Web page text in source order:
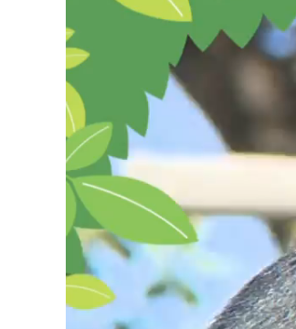
2024/09/02
動画配信サービ
【変更点】
◆デザイン変更
◆当社アプリや
CCNetサービス
【ご注意】
2024年9月24日
『CCNet Web
CCNetサービス
何卒、ご理解